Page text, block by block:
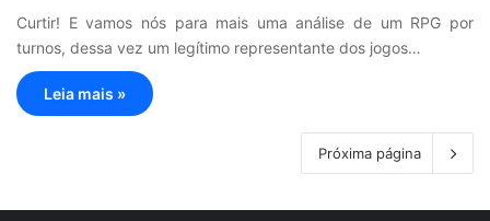
Curtir! E vamos nós para mais uma análise de um RPG por
turnos, dessa vez um legítimo representante dos jogos…
Leia mais »
Próxima página